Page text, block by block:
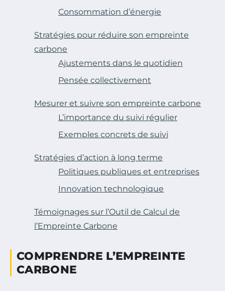
Consommation d’énergie
Stratégies pour réduire son empreinte
carbone
Ajustements dans le quotidien
Pensée collectivement
Mesurer et suivre son empreinte carbone
L’importance du suivi régulier
Exemples concrets de suivi
Stratégies d’action à long terme
Politiques publiques et entreprises
Innovation technologique
Témoignages sur l’Outil de Calcul de
l’Empreinte Carbone
COMPRENDRE L’EMPREINTE
CARBONE